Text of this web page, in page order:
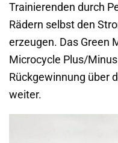
Trainierenden durch
Rädern selbst den
erzeugen. Das Green
Microcycle Plus/
Rückgewinnung über
weiter.